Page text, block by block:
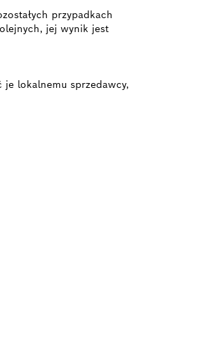
przypadkach
jej wynik jest
lokalnemu sprzedawcy,